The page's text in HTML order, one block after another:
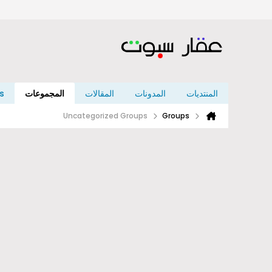
المنتديات المدونات المقالات المجموعات
Groups
Uncategorized Groups